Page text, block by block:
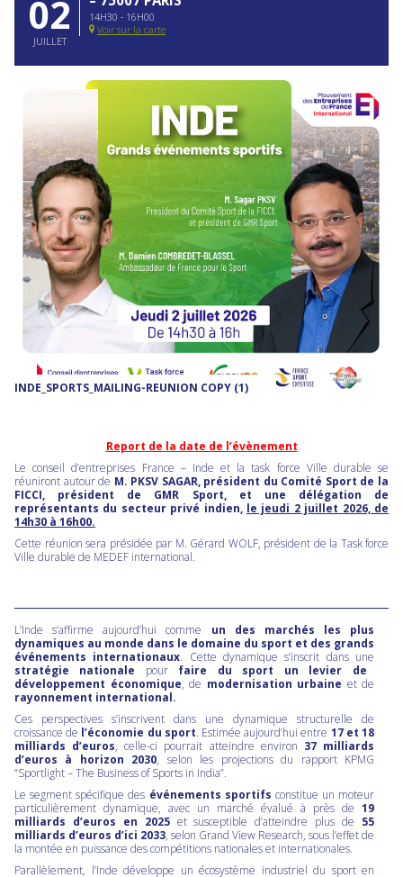
02
JUILLET
14H30 - 16H00
Voir sur la carte
INDE_SPORTS_MAILING-REUNION COPY (1)
Report de la date de l’évènement
Le conseil d’entreprises France – Inde et la task force Ville durable se
réuniront autour de M. PKSV SAGAR, président du Comité Sport de la
FICCI, président de GMR Sport, et une délégation de
représentants du secteur privé indien, le jeudi 2 juillet 2026, de
14h30 à 16h00.
Cette réunion sera présidée par M. Gérard WOLF, président de la Task force
Ville durable de MEDEF international.
L’Inde s’affirme aujourd’hui comme un des marchés les plus
dynamiques au monde dans le domaine du sport et des grands
événements internationaux. Cette dynamique s’inscrit dans une
stratégie nationale pour faire du sport un levier de
développement économique, de modernisation urbaine et de
rayonnement international.
Ces perspectives s’inscrivent dans une dynamique structurelle de
croissance de l’économie du sport. Estimée aujourd’hui entre 17 et 18
milliards d’euros, celle-ci pourrait atteindre environ 37 milliards
d’euros à horizon 2030, selon les projections du rapport KPMG
“Sportlight – The Business of Sports in India”.
Le segment spécifique des événements sportifs constitue un moteur
particulièrement dynamique, avec un marché évalué à près de 19
milliards d’euros en 2025et susceptible d’atteindre plus de 55
milliards d’euros d’ici 2033, selon Grand View Research, sous l’effet de
la montée en puissance des compétitions nationales et internationales.
Parallèlement, l’Inde développe un écosystème industriel du sport en